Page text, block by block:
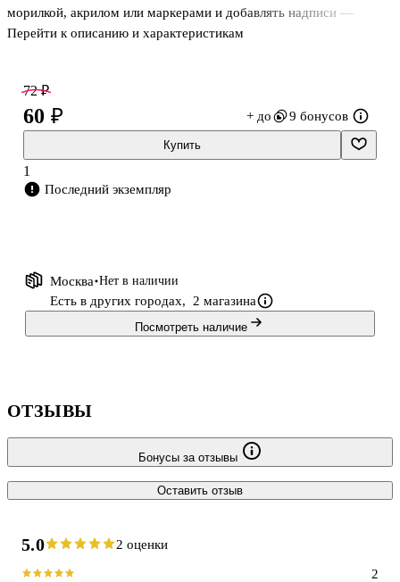
морилкой, акрилом или маркерами и добавлять надписи —
получится аккуратный декор в вашем стиле. Пружина надёжно
Перейти к описанию и характеристикам
72 ₽
60 ₽ + до 9 бонусов
Купить
1
Последний экземпляр
Москва Нет в наличии
Есть в других городах, 2 магазина
Посмотреть наличие
ОТЗЫВЫ
Бонусы за отзывы
Оставить отзыв
5.0 2 оценки
2